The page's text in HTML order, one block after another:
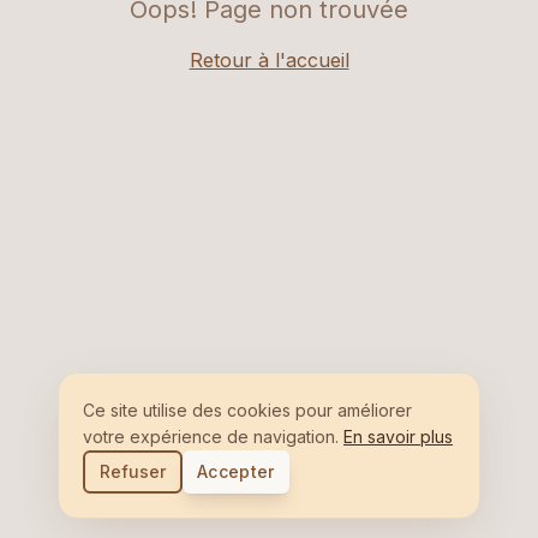
Oops! Page non trouvée
Retour à l'accueil
Ce site utilise des cookies pour améliorer
votre expérience de navigation. En savoir plus
Refuser
Accepter